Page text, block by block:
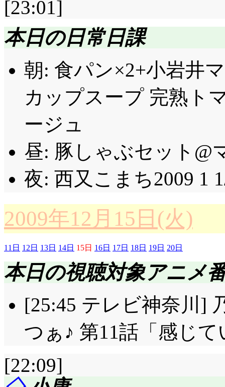
は……たわし「『粗品
いてある」「出たの
象が強いんだけど, 流
続いてブルマ「よし
『試作品』って書い
に, そして何故鍵が持
書籍の類。『モテ男
点目って, さりげなく
ない方法ベスト5』「
んな律義に反応して
ね。『ワガママな子
員くりむを見る(^^;;;
清めの塩「それが必
鰯の頭が入ってなく
蒜葫「あいつは放課
よ!?」続いて鞭「判
ンターだったんです!
制覇しながら, 悪魔城
や……
また火が点いてしま
プで探してみたら?」
みたいじゃない!」本
無音もまた素晴らし
談。「結局は普段の
「いざという時のた
しておけば良いのよ!
み所満載のこの台詞
思えば(全然違います)
純夏の妄想は「練習
汐の現実は……鏡でし
うかと)。「ねえねえ
とお面でも被」「お
さか, アニメイトで貰
の事……!?
自分ではなく純夏で
評価……☆☆☆(前回比:
昨日のキスの相手に
然とか何とかじゃな
合う気がしてきまし
用にしていたこの形
汐, 侮れない娘……! ←
汐好みの女の子を探
あのー, その写真の撮
思うのですが……。『
れば, 汐が一番の問題
よ。
そこに現れる真性百
「はい, あの二人です
事に及ぶ場合, 少なく
思わなきゃね。「普
ったのか……あたしど
らな……風間しか見て
[23:01]
本日の日常日課
朝: 食パン×2+小岩井
カップスープ 完熟ト
ージュ
昼: 豚しゃぶセット@
夜: 西又こまち2009 1
2009年12月15日(火)
11日 12日 13日 14日 15日 16日 17日 18日 19日 20日
本日の視聴対象アニメ
[25:45 テレビ神奈川]
つぁ♪ 第11話「感じ
[22:09]